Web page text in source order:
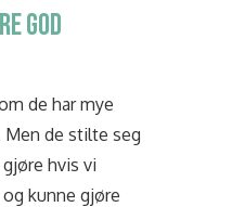
GOD
de har mye
Men de stilte seg
hvis vi
kunne gjøre